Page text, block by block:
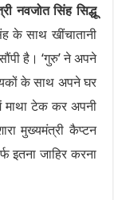
नवजोत सिंह सिद्धू
के साथ खींचातानी
है। ‘गुरु’ ने अपने
के साथ अपने घर
माथा टेक कर अपनी
मुख्यमंत्री कैप्टन
इतना जाहिर करना